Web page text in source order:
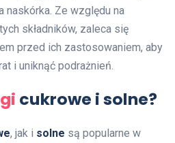
naskórka. Ze względu na
składników, zaleca się
przed ich zastosowaniem, aby
i uniknąć podrażnień.
cukrowe i solne?
, jak i solne są popularne w